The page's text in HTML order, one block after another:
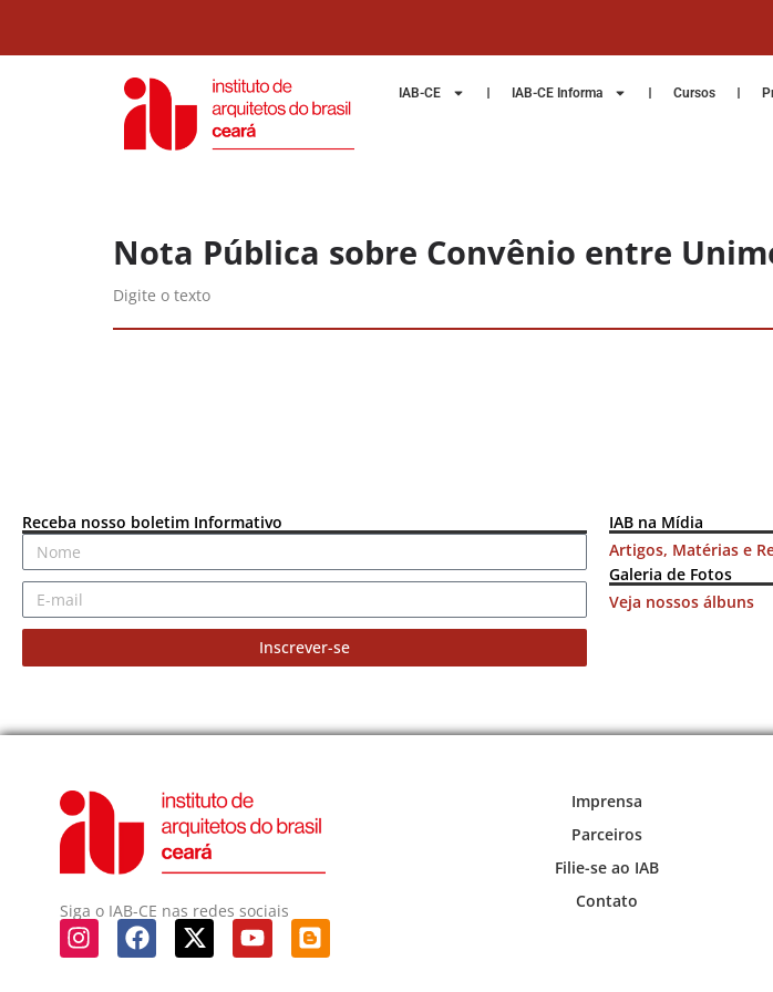
IAB-CE IAB-CE Informa Cursos
Nota Pública sobre Convênio entre
Digite o texto
Receba nosso boletim Informativo
Inscrever-se
IAB na Mídia
Artigos, Matérias e
Galeria de Fotos
Veja nossos álbuns
Siga o IAB-CE nas redes sociais
Imprensa
Parceiros
Filie-se ao IAB
Contato